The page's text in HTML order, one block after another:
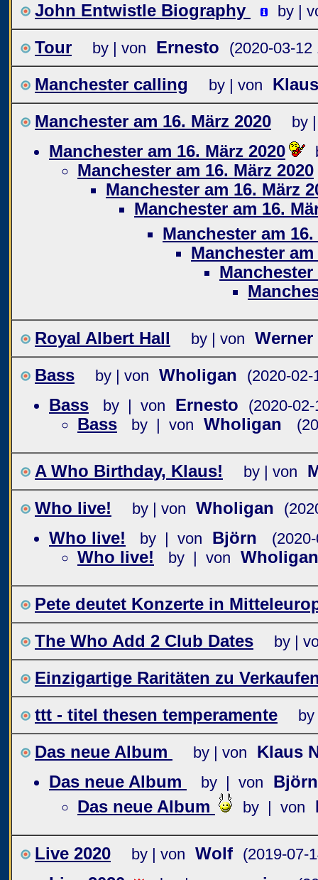
John Entwistle Biography by |
Tour by | von Ernesto (2020-03-12
Manchester calling by | von
Manchester am 16. März 2020
by
Manchester am 16. März 2020
Manchester am 16. März 2020
Manchester am 16. März
Manchester am 16.
Manchester am 16.
Manchester am
Manchester
Royal Albert Hall by | von Werner
Bass
by | von Wholigan (2020-
Bass by | von Ernesto (2020-
Bass by | von Wholigan
A Who Birthday, Klaus! by | von
Who live!
by | von Wholigan
Who live! by | von Björn
Who live! by | von Wholigan
Pete deutet Konzerte in
The Who Add 2 Club Dates
by |
Einzigartige Raritäten zu
ttt - titel thesen temperamente
Das neue Album by | von
Klaus
Das neue Album
by | von
Björn
Das neue Album
by | von
Live 2020 by | von Wolf (2019-07-